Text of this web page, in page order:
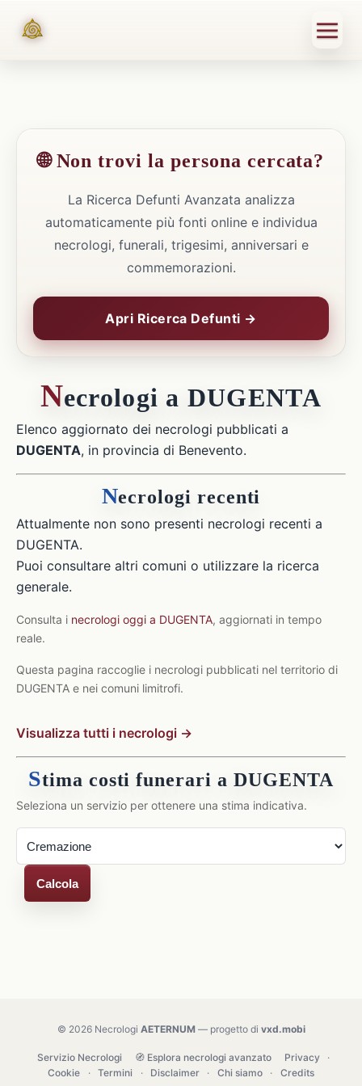
🌐 Non trovi la persona cercata?
La Ricerca Defunti Avanzata analizza
automaticamente più fonti online e individua
necrologi, funerali, trigesimi, anniversari e
commemorazioni.
Apri Ricerca Defunti →
Necrologi a DUGENTA
Elenco aggiornato dei necrologi pubblicati a
DUGENTA, in provincia di Benevento.
Necrologi recenti
Attualmente non sono presenti necrologi recenti a
DUGENTA.
Puoi consultare altri comuni o utilizzare la ricerca
generale.
Consulta i necrologi oggi a DUGENTA, aggiornati in tempo
reale.
Questa pagina raccoglie i necrologi pubblicati nel territorio di
DUGENTA e nei comuni limitrofi.
Visualizza tutti i necrologi →
Stima costi funerari a DUGENTA
Seleziona un servizio per ottenere una stima indicativa.
Calcola
© 2026 Necrologi AETERNUM— progetto di vxd.mobi
Servizio Necrologi 🧭 Esplora necrologi avanzato Privacy
·
Cookie
· Termini · Disclaimer · Chi siamo · Credits